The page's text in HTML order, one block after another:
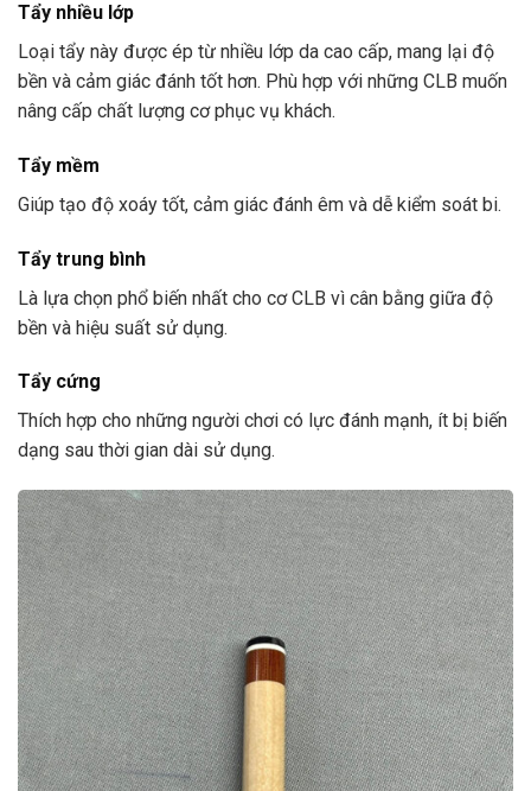
Tẩy nhiều lớp
Loại tẩy này được ép từ nhiều lớp da cao cấp, mang lại độ
bền và cảm giác đánh tốt hơn. Phù hợp với những CLB muốn
nâng cấp chất lượng cơ phục vụ khách.
Tẩy mềm
Giúp tạo độ xoáy tốt, cảm giác đánh êm và dễ kiểm soát bi.
Tẩy trung bình
Là lựa chọn phổ biến nhất cho cơ CLB vì cân bằng giữa độ
bền và hiệu suất sử dụng.
Tẩy cứng
Thích hợp cho những người chơi có lực đánh mạnh, ít bị biến
dạng sau thời gian dài sử dụng.